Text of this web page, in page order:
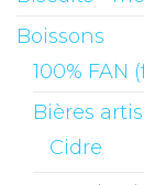
Boissons
100% FAN
Bières
Cidre